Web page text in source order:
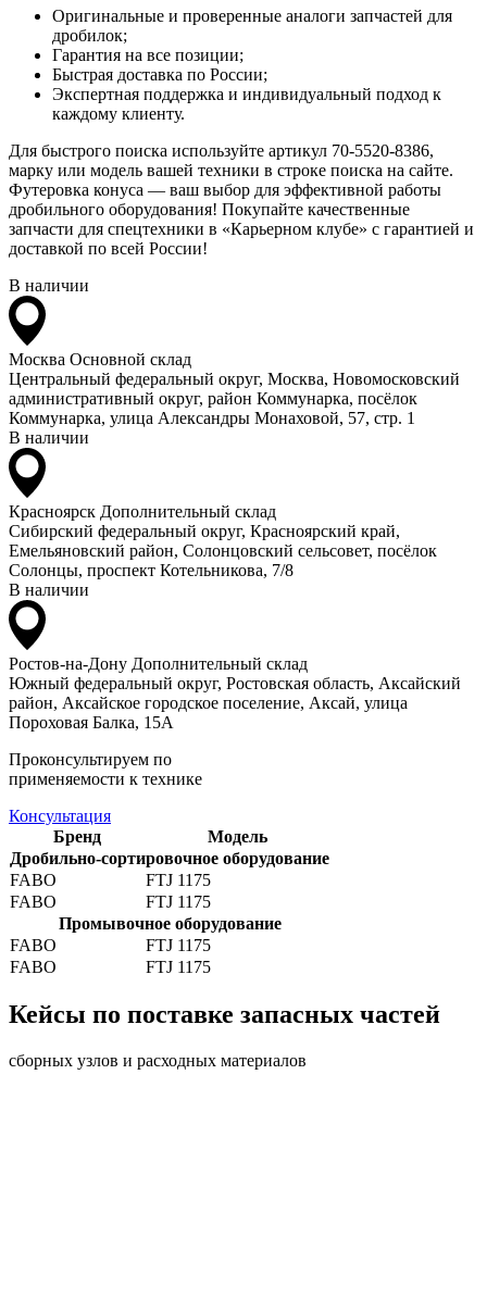
Оригинальные и проверенные аналоги запчастей для
дробилок;
Гарантия на все позиции;
Быстрая доставка по России;
Экспертная поддержка и индивидуальный подход к
каждому клиенту.
Для быстрого поиска используйте артикул 70-5520-8386,
марку или модель вашей техники в строке поиска на сайте.
Футеровка конуса — ваш выбор для эффективной работы
дробильного оборудования! Покупайте качественные
запчасти для спецтехники в «Карьерном клубе» с гарантией и
доставкой по всей России!
В наличии
Москва Основной склад
Центральный федеральный округ, Москва, Новомосковский
административный округ, район Коммунарка, посёлок
Коммунарка, улица Александры Монаховой, 57, стр. 1
В наличии
Красноярск Дополнительный склад
Сибирский федеральный округ, Красноярский край,
Емельяновский район, Солонцовский сельсовет, посёлок
Солонцы, проспект Котельникова, 7/8
В наличии
Ростов-на-Дону Дополнительный склад
Южный федеральный округ, Ростовская область, Аксайский
район, Аксайское городское поселение, Аксай, улица
Пороховая Балка, 15А
Проконсультируем по
применяемости к технике
Консультация
Бренд
Модель
Дробильно-сортировочное оборудование
FABO
FTJ 1175
FABO
FTJ 1175
Промывочное оборудование
FABO
FTJ 1175
FABO
FTJ 1175
Кейсы по поставке запасных частей
сборных узлов и расходных материалов